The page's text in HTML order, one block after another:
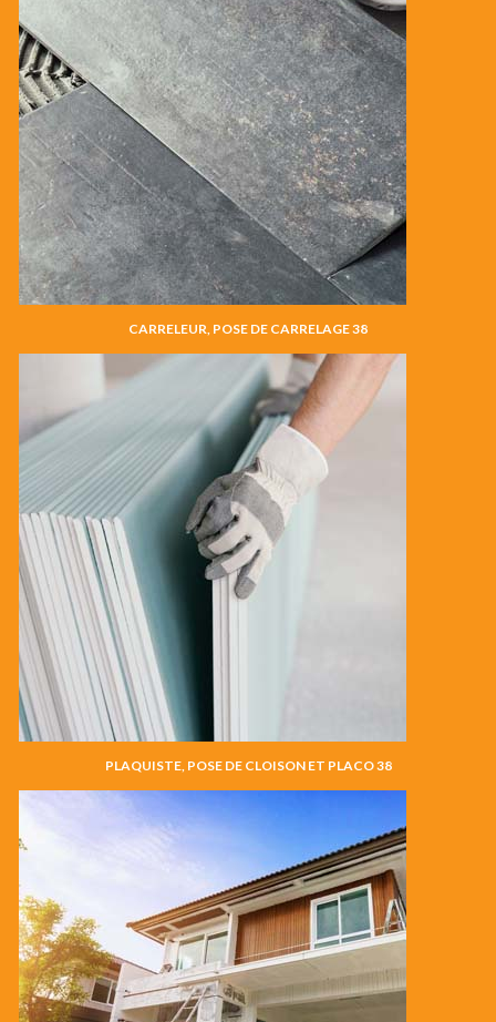
CARRELEUR, POSE DE CARRELAGE 38
PLAQUISTE, POSE DE CLOISON ET PLACO 38